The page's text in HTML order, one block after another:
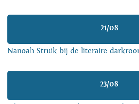
21/08
Nanoah Struik bij de literaire
23/08